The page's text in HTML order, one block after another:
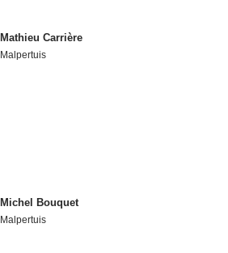
Mathieu Carrière
Malpertuis
Michel Bouquet
Malpertuis